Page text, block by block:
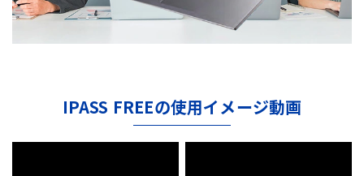
IPASS FREEの使用イメージ動画